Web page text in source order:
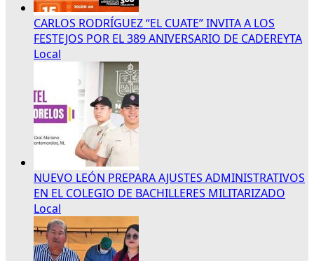
CARLOS RODRÍGUEZ “EL CUATE” INVITA A LOS
FESTEJOS POR EL 389 ANIVERSARIO DE CADEREYTA
Local
NUEVO LEÓN PREPARA AJUSTES ADMINISTRATIVOS
EN EL COLEGIO DE BACHILLERES MILITARIZADO
Local